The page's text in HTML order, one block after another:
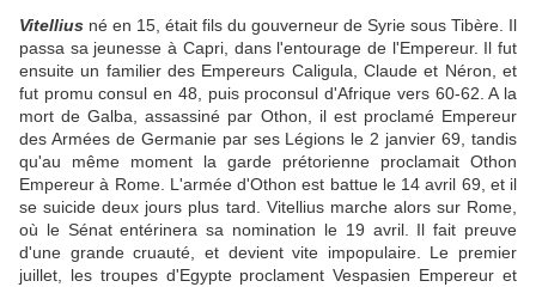
Vitellius né en 15, était fils du gouverneur de Syrie sous Tibère. Il
passa sa jeunesse à Capri, dans l'entourage de l'Empereur. Il fut
ensuite un familier des Empereurs Caligula, Claude et Néron, et
fut promu consul en 48, puis proconsul d'Afrique vers 60-62. A la
mort de Galba, assassiné par Othon, il est proclamé Empereur
des Armées de Germanie par ses Légions le 2 janvier 69, tandis
qu'au même moment la garde prétorienne proclamait Othon
Empereur à Rome. L'armée d'Othon est battue le 14 avril 69, et il
se suicide deux jours plus tard. Vitellius marche alors sur Rome,
où le Sénat entérinera sa nomination le 19 avril. Il fait preuve
d'une grande cruauté, et devient vite impopulaire. Le premier
juillet, les troupes d'Egypte proclament Vespasien Empereur et